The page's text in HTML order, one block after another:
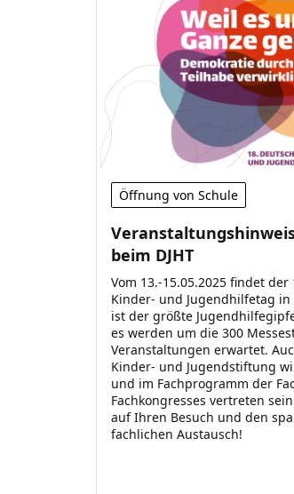
Öffnung von Schule
beim DJHT
Vom 13.-15.05.2025 findet der
Kinder- und Jugendhilfetag in
ist der größte
es werden um die 300
Veranstaltungen erwartet.
Kinder- und Jugendstiftung
und im Fachprogramm der
Fachkongresses vertreten
auf Ihren Besuch und den
fachlichen Austausch!